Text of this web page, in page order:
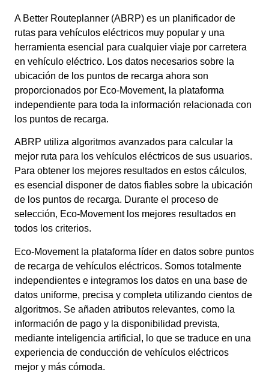
A Better Routeplanner (ABRP) es un planificador de
rutas para vehículos eléctricos muy popular y una
herramienta esencial para cualquier viaje por carretera
en vehículo eléctrico. Los datos necesarios sobre la
ubicación de los puntos de recarga ahora son
proporcionados por Eco-Movement, la plataforma
independiente para toda la información relacionada con
los puntos de recarga.
ABRP utiliza algoritmos avanzados para calcular la
mejor ruta para los vehículos eléctricos de sus usuarios.
Para obtener los mejores resultados en estos cálculos,
es esencial disponer de datos fiables sobre la ubicación
de los puntos de recarga. Durante el proceso de
selección, Eco-Movement los mejores resultados en
todos los criterios.
Eco-Movement la plataforma líder en datos sobre puntos
de recarga de vehículos eléctricos. Somos totalmente
independientes e integramos los datos en una base de
datos uniforme, precisa y completa utilizando cientos de
algoritmos. Se añaden atributos relevantes, como la
información de pago y la disponibilidad prevista,
mediante inteligencia artificial, lo que se traduce en una
experiencia de conducción de vehículos eléctricos
mejor y más cómoda.